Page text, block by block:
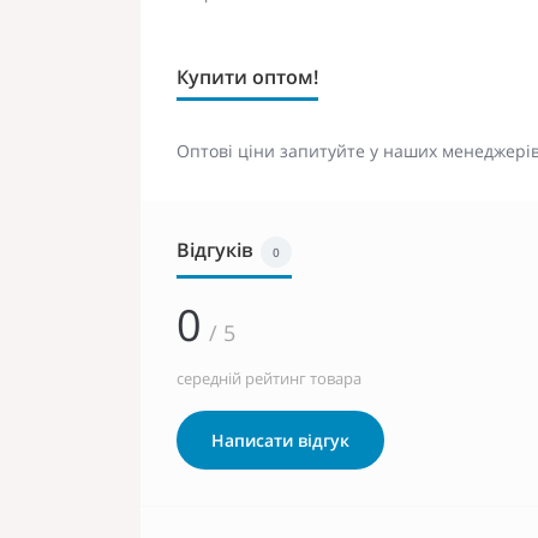
Купити оптом!
Оптові ціни запитуйте у наших
Відгуків 0
0 / 5
середній рейтинг товара
Написати відгук